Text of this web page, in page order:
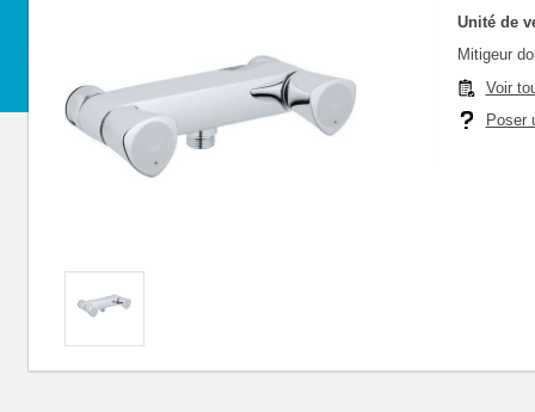
Unité de
Mitigeur
Voir
Poser